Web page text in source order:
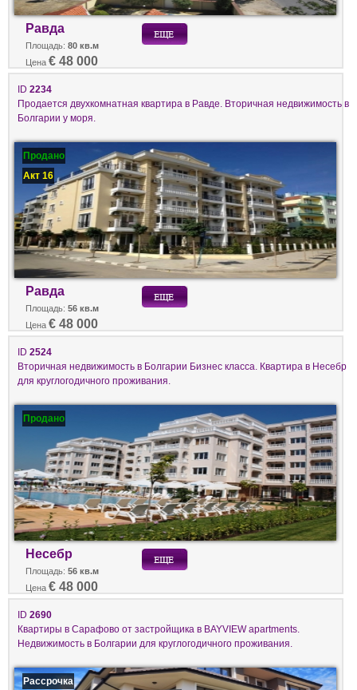
Равда
Площадь: 80 кв.м
Цена € 48 000
ID 2234
Продается двухкомнатная квартира в Равде. Вторичная недвижимость в
Болгарии у моря.
Продано
Акт 16
Равда
Площадь: 56 кв.м
Цена € 48 000
ID 2524
Вторичная недвижимость в Болгарии Бизнес класса. Квартира в Несебр
для круглогодичного проживания.
Продано
Несебр
Площадь: 56 кв.м
Цена € 48 000
ID 2690
Квартиры в Сарафово от застройщика в BAYVIEW apartments.
Недвижимость в Болгарии для круглогодичного проживания.
Рассрочка